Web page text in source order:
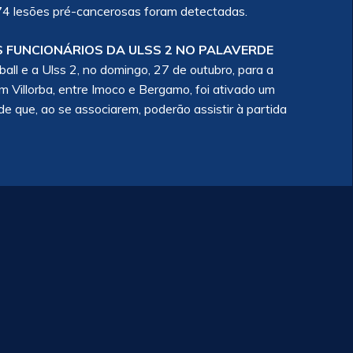
lesões pré-cancerosas foram detectadas.
DA ULSS 2 NO PALAVERDE
e a Ulss 2, no domingo, 27 de outubro, para a
Villorba, entre Imoco e Bergamo, foi ativado um
que, ao se associarem, poderão assistir à partida